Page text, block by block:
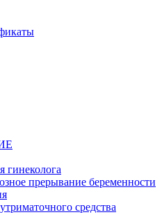
гинеколога
прерывание беременности
средства